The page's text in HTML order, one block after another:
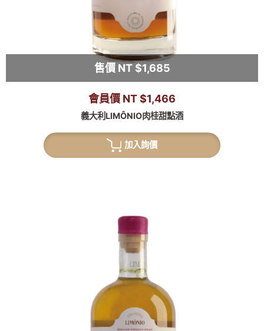
售價 NT $1,685
會員價 NT $1,466
義大利LIMÔNIO肉桂甜點酒
加入詢價